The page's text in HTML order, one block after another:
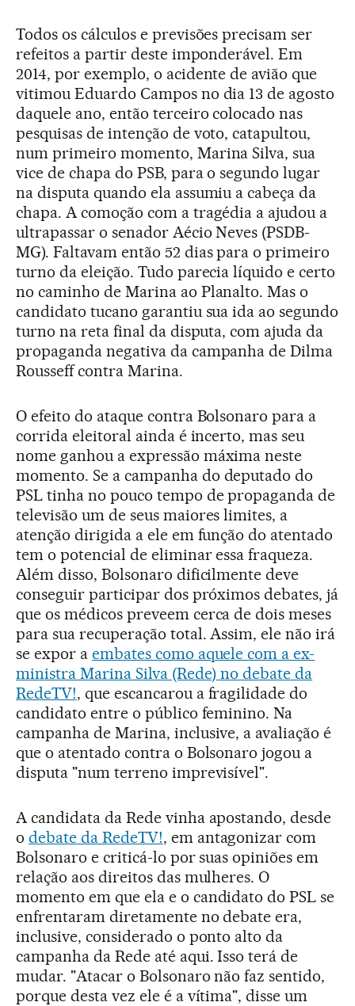
Todos os cálculos e previsões precisam ser
refeitos a partir deste imponderável. Em
2014, por exemplo, o acidente de avião que
vitimou Eduardo Campos no dia 13 de agosto
daquele ano, então terceiro colocado nas
pesquisas de intenção de voto, catapultou,
num primeiro momento, Marina Silva, sua
vice de chapa do PSB, para o segundo lugar
na disputa quando ela assumiu a cabeça da
chapa. A comoção com a tragédia a ajudou a
ultrapassar o senador Aécio Neves (PSDB-
MG). Faltavam então 52 dias para o primeiro
turno da eleição. Tudo parecia líquido e certo
no caminho de Marina ao Planalto. Mas o
candidato tucano garantiu sua ida ao segundo
turno na reta final da disputa, com ajuda da
propaganda negativa da campanha de Dilma
Rousseff contra Marina.
O efeito do ataque contra Bolsonaro para a
corrida eleitoral ainda é incerto, mas seu
nome ganhou a expressão máxima neste
momento. Se a campanha do deputado do
PSL tinha no pouco tempo de propaganda de
televisão um de seus maiores limites, a
atenção dirigida a ele em função do atentado
tem o potencial de eliminar essa fraqueza.
Além disso, Bolsonaro dificilmente deve
conseguir participar dos próximos debates, já
que os médicos preveem cerca de dois meses
para sua recuperação total. Assim, ele não irá
se expor a embates como aquele com a ex-
ministra Marina Silva (Rede) no debate da
RedeTV!, que escancarou a fragilidade do
candidato entre o público feminino. Na
campanha de Marina, inclusive, a avaliação é
que o atentado contra o Bolsonaro jogou a
disputa "num terreno imprevisível".
A candidata da Rede vinha apostando, desde
o debate da RedeTV!, em antagonizar com
Bolsonaro e criticá-lo por suas opiniões em
relação aos direitos das mulheres. O
momento em que ela e o candidato do PSL se
enfrentaram diretamente no debate era,
inclusive, considerado o ponto alto da
campanha da Rede até aqui. Isso terá de
mudar. "Atacar o Bolsonaro não faz sentido,
porque desta vez ele é a vítima", disse um